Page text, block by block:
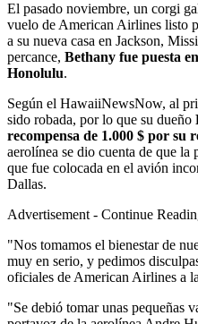
El pasado noviembre, un corgi
vuelo de American Airlines listo
a su nueva casa en Jackson,
percance, Bethany fue puesta
Honolulu.
Según el HawaiiNewsNow, al
sido robada, por lo que su dueño
recompensa de 1.000 $ por su
aerolínea se dio cuenta de que
que fue colocada en el avión
Dallas.
Advertisement - Continue
"Nos tomamos el bienestar de
muy en serio, y pedimos
oficiales de American Airlines a
"Se debió tomar unas pequeñas